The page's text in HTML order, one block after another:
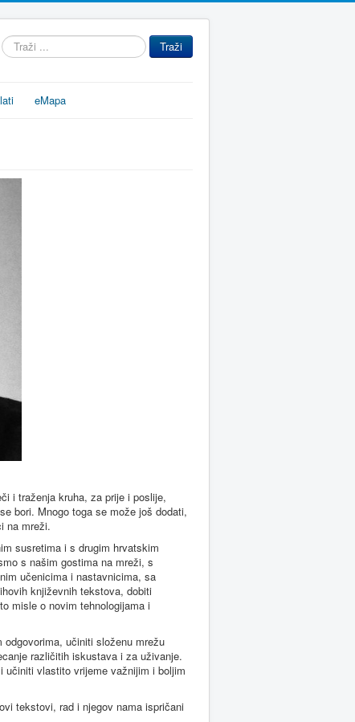
Traži
...
Traži
eMapa
i traženja kruha, za prije i poslije,
bori. Mnogo toga se može još dodati,
na mreži.
susretima i s drugim hrvatskim
s našim gostima na mreži, s
učenicima i nastavnicima, sa
književnih tekstova, dobiti
misle o novim tehnologijama i
učiniti složenu mrežu
različitih iskustava i za uživanje.
vlastito vrijeme važnijim i boljim
tekstovi, rad i njegov nama ispričani